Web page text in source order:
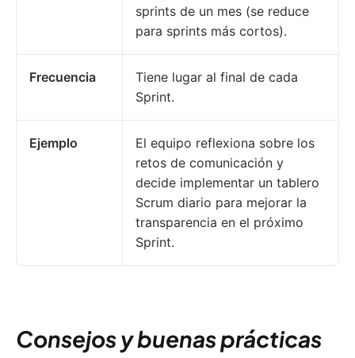
sprints de un mes (se reduce
para sprints más cortos).
Frecuencia
Tiene lugar al final de cada
Sprint.
Ejemplo
El equipo reflexiona sobre los
retos de comunicación y
decide implementar un tablero
Scrum diario para mejorar la
transparencia en el próximo
Sprint.
Consejos y buenas prácticas